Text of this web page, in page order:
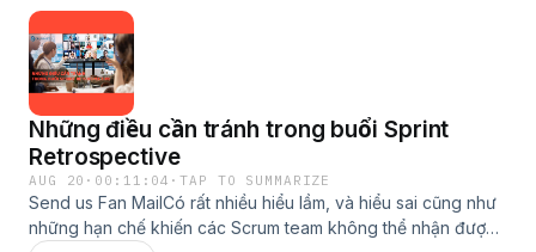
Những điều cần tránh trong buổi Sprint
Retrospective
AUG 20 · 00:11:04 ·TAP TO SUMMARIZE
Send us Fan MailCó rất nhiều hiểu lầm, và hiểu sai cũng như
những hạn chế khiến các Scrum team không thể nhận được